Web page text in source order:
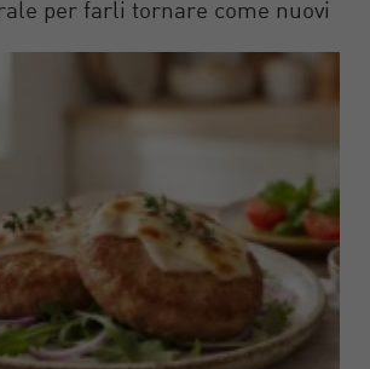
per farli tornare come nuovi